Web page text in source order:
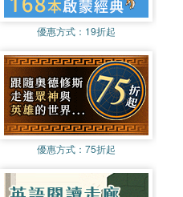
優惠方式： 19折起
優惠方式： 75折起